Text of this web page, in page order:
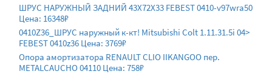
ШРУС НАРУЖНЫЙ ЗАДНИЙ 43X72X33 FEBEST 0410-v97wra50
Цена: 16348₽
0410Z36_ШРУС наружный к-кт! Mitsubishi Colt 1.11.31.5i 04>
FEBEST 0410z36 Цена: 3769₽
Опора амортизатора RENAULT CLIO IIKANGOO пер.
METALCAUCHO 04110 Цена: 758₽